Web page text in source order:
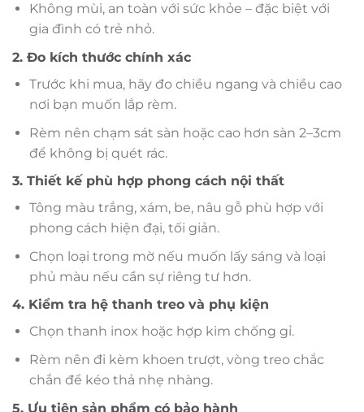
Không mùi, an toàn với sức khỏe – đặc biệt với
gia đình có trẻ nhỏ.
2. Đo kích thước chính xác
Trước khi mua, hãy đo chiều ngang và chiều cao
nơi bạn muốn lắp rèm.
Rèm nên chạm sát sàn hoặc cao hơn sàn 2–3cm
để không bị quét rác.
3. Thiết kế phù hợp phong cách nội thất
Tông màu trắng, xám, be, nâu gỗ phù hợp với
phong cách hiện đại, tối giản.
Chọn loại trong mờ nếu muốn lấy sáng và loại
phủ màu nếu cần sự riêng tư hơn.
4. Kiểm tra hệ thanh treo và phụ kiện
Chọn thanh inox hoặc hợp kim chống gỉ.
Rèm nên đi kèm khoen trượt, vòng treo chắc
chắn để kéo thả nhẹ nhàng.
5. Ưu tiên sản phẩm có bảo hành